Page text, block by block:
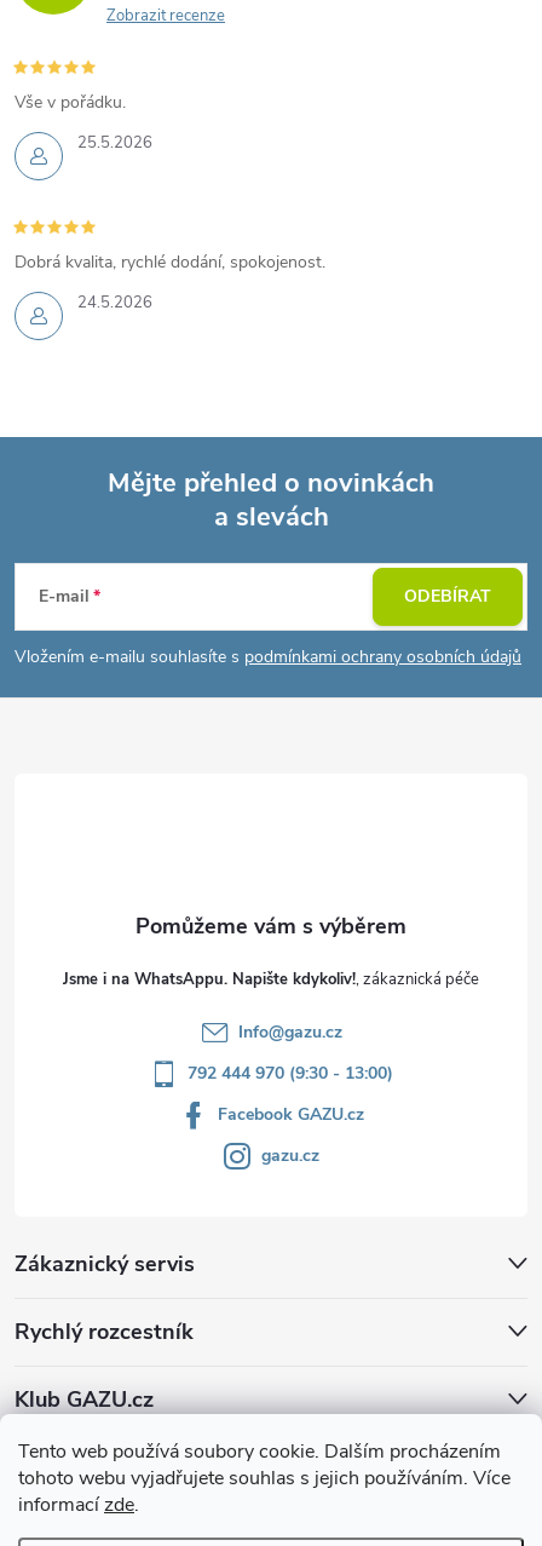
Tento web používá soubory cookie. Dalším procházením
tohoto webu vyjadřujete souhlas s jejich používáním. Více
informacízde.
Zobrazit recenze
25.5.2026
Vše v pořádku.
24.5.2026
Dobrá kvalita, rychlé dodání, spokojenost.
p
a
Mějte přehled o novinkách
a slevách
E-mail
Vložením e-mailu souhlasíte s podmínkami ochrany osobních údajů
ODEBÍRAT
Jsme i na WhatsAppu. Napište kdykoliv!
Info@gazu.cz
792 444 970 (9:30 - 13:00)
Facebook GAZU.cz
gazu.cz
Zákaznický servis
Rychlý rozcestník
Klub GAZU.cz